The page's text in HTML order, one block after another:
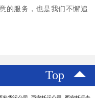
的服务，也是我们不懈追
Top